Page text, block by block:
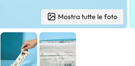
Mostra tutte le foto